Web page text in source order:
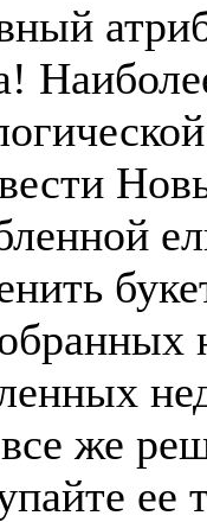
же
ее